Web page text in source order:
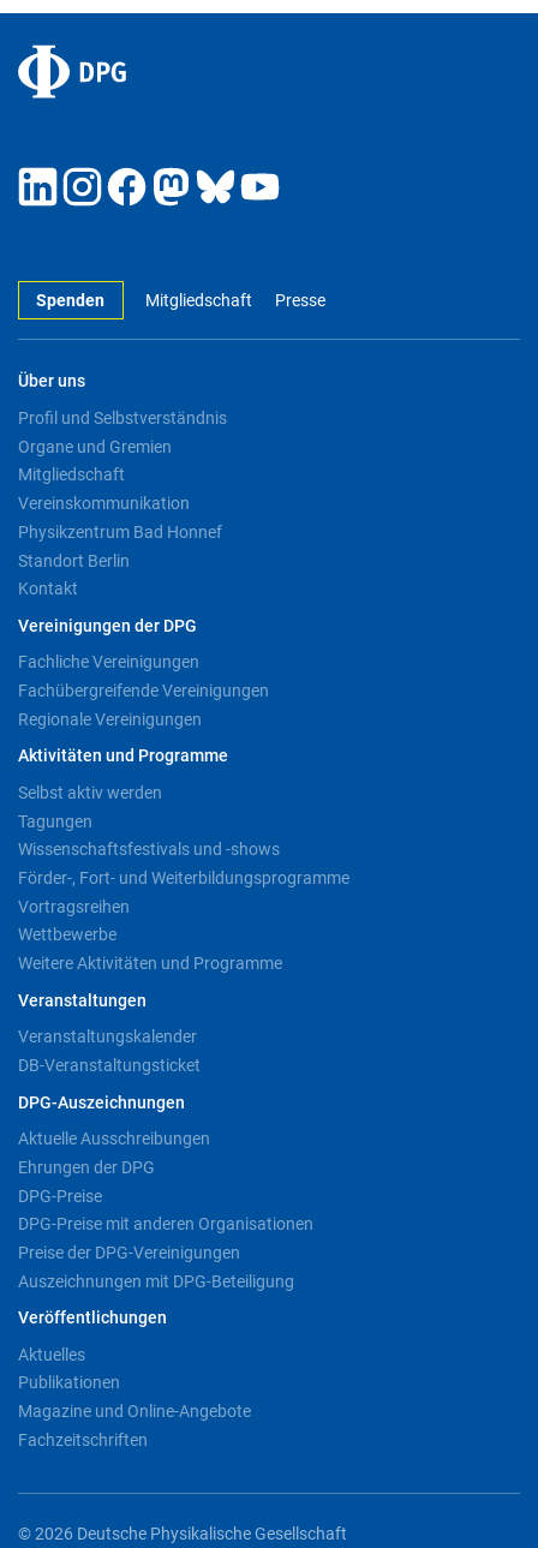
Spenden Mitgliedschaft Presse
Über uns
Profil und Selbstverständnis
Organe und Gremien
Mitgliedschaft
Vereinskommunikation
Physikzentrum Bad Honnef
Standort Berlin
Kontakt
Vereinigungen der DPG
Fachliche Vereinigungen
Fachübergreifende Vereinigungen
Regionale Vereinigungen
Aktivitäten und Programme
Selbst aktiv werden
Tagungen
Wissenschaftsfestivals und -shows
Förder-, Fort- und Weiterbildungsprogramme
Vortragsreihen
Wettbewerbe
Weitere Aktivitäten und Programme
Veranstaltungen
Veranstaltungskalender
DB-Veranstaltungsticket
DPG-Auszeichnungen
Aktuelle Ausschreibungen
Ehrungen der DPG
DPG-Preise
DPG-Preise mit anderen Organisationen
Preise der DPG-Vereinigungen
Auszeichnungen mit DPG-Beteiligung
Veröffentlichungen
Aktuelles
Publikationen
Magazine und Online-Angebote
Fachzeitschriften
© 2026 Deutsche Physikalische Gesellschaft